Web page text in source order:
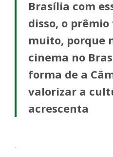
Brasília com
disso, o
muito, porque
cinema no
forma de a
valorizar a
acrescenta
.